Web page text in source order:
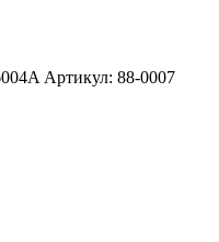
Артикул: 88-0007